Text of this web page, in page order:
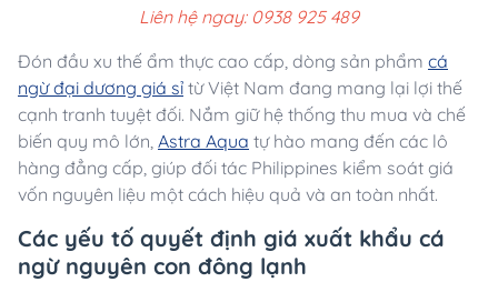
Liên hệ ngay: 0938 925 489
Đón đầu xu thế ẩm thực cao cấp, dòng sản phẩm cá
ngừ đại dương giá sỉ từ Việt Nam đang mang lại lợi thế
cạnh tranh tuyệt đối. Nắm giữ hệ thống thu mua và chế
biến quy mô lớn, Astra Aqua tự hào mang đến các lô
hàng đẳng cấp, giúp đối tác Philippines kiểm soát giá
vốn nguyên liệu một cách hiệu quả và an toàn nhất.
Các yếu tố quyết định giá xuất khẩu cá
ngừ nguyên con đông lạnh